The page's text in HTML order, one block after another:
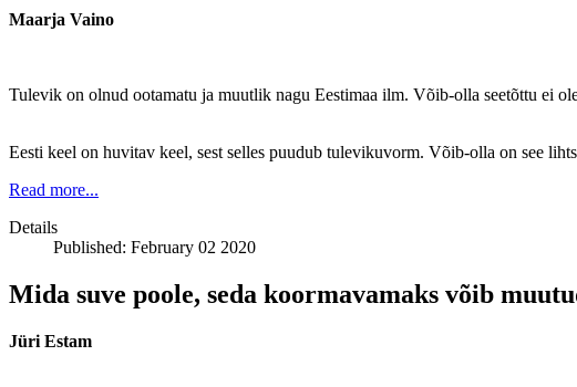
Maarja Vaino
Tulevik on olnud ootamatu ja muutlik nagu Eestimaa ilm. Võib-olla seetõttu ei
Eesti keel on huvitav keel, sest selles puudub tulevikuvorm. Võib-olla on see
Read more...
Details
Published: February 02 2020
Mida suve poole, seda koormavamaks võib
Jüri Estam